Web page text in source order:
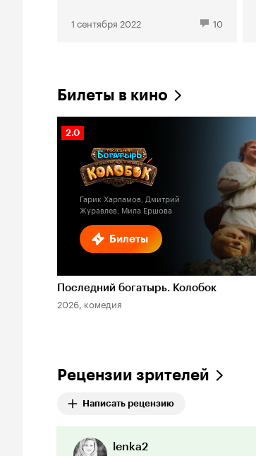
1 сентября 2022 10
Билеты в кино
Билеты
Рейтинг
Кинопоиска
2.0
Гарик Харламов, Дмитрий
Журавлев, Мила Ершова
Последний богатырь. Колобок
2026, комедия
Рецензии зрителей
Написать рецензию
lenka2